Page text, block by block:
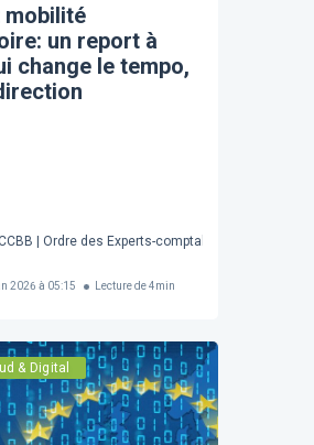
de Belgique Société Royale
mobilité
un report à
change le tempo,
| Ordre des Experts-comptables et
2026 à 05:15 Lecture de 4min
& Digital